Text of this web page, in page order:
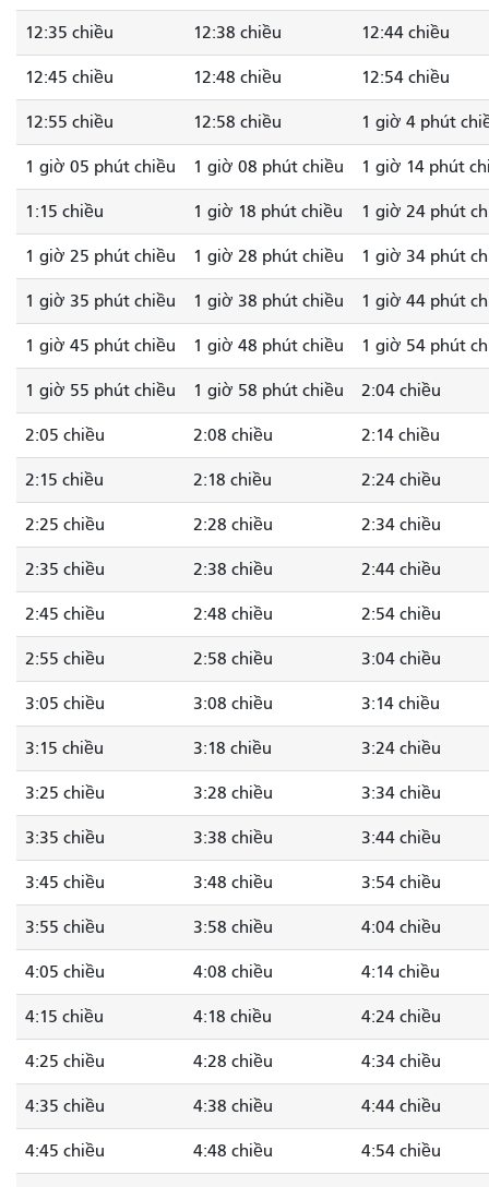
12:35 chiều 12:38 chiều 12:44 chiều
12:45 chiều 12:48 chiều 12:54 chiều
12:55 chiều 12:58 chiều 1 giờ 4 phút
1 giờ 05 phút chiều 1 giờ 08 phút chiều 1 giờ 14 phút
1:15 chiều 1 giờ 18 phút chiều 1 giờ 24 phút
1 giờ 25 phút chiều 1 giờ 28 phút chiều 1 giờ 34 phút
1 giờ 35 phút chiều 1 giờ 38 phút chiều 1 giờ 44 phút
1 giờ 45 phút chiều 1 giờ 48 phút chiều 1 giờ 54 phút
1 giờ 55 phút chiều 1 giờ 58 phút chiều 2:04 chiều
2:05 chiều 2:08 chiều 2:14 chiều
2:15 chiều 2:18 chiều 2:24 chiều
2:25 chiều 2:28 chiều 2:34 chiều
2:35 chiều 2:38 chiều 2:44 chiều
2:45 chiều 2:48 chiều 2:54 chiều
2:55 chiều 2:58 chiều 3:04 chiều
3:05 chiều 3:08 chiều 3:14 chiều
3:15 chiều 3:18 chiều 3:24 chiều
3:25 chiều 3:28 chiều 3:34 chiều
3:35 chiều 3:38 chiều 3:44 chiều
3:45 chiều 3:48 chiều 3:54 chiều
3:55 chiều 3:58 chiều 4:04 chiều
4:05 chiều 4:08 chiều 4:14 chiều
4:15 chiều 4:18 chiều 4:24 chiều
4:25 chiều 4:28 chiều 4:34 chiều
4:35 chiều 4:38 chiều 4:44 chiều
4:45 chiều 4:48 chiều 4:54 chiều